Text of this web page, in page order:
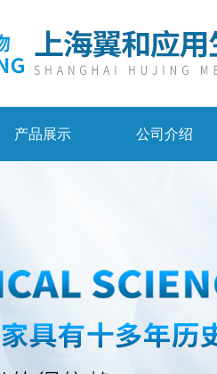
产品展示 公司介绍